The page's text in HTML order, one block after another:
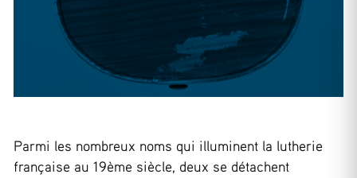
Parmi les nombreux noms qui illuminent la lutherie
française au 19ème siècle, deux se détachent